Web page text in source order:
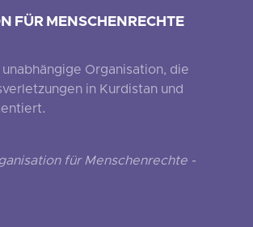
FÜR MENSCHENRECHTE
Organisation, die
in Kurdistan und
für Menschenrechte -